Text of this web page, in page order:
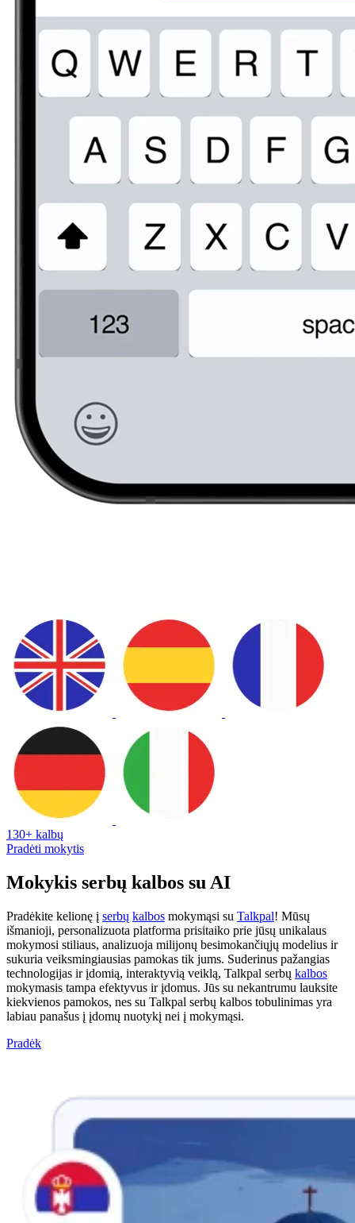
130+ kalbų
Pradėti mokytis
Mokykis serbų kalbos su AI
Pradėkite kelionę į serbų kalbos mokymąsi su Talkpal! Mūsų
išmanioji, personalizuota platforma prisitaiko prie jūsų unikalaus
mokymosi stiliaus, analizuoja milijonų besimokančiųjų modelius ir
sukuria veiksmingiausias pamokas tik jums. Suderinus pažangias
technologijas ir įdomią, interaktyvią veiklą, Talkpal serbų kalbos
mokymasis tampa efektyvus ir įdomus. Jūs su nekantrumu lauksite
kiekvienos pamokos, nes su Talkpal serbų kalbos tobulinimas yra
labiau panašus į įdomų nuotykį nei į mokymąsi.
Pradėk